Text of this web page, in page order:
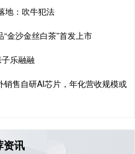
地：吹牛犯法
金沙金丝白茶”首发上市
乐融融
售自研AI芯片，年化营收规模或
资讯